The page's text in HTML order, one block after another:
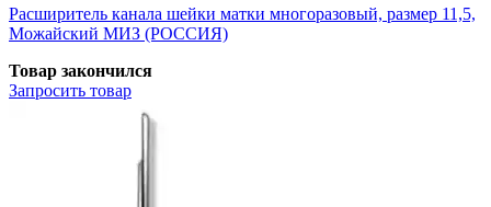
Расширитель канала шейки матки многоразовый, размер 11,5,
Можайский МИЗ (РОССИЯ)
Товар закончился
Запросить товар